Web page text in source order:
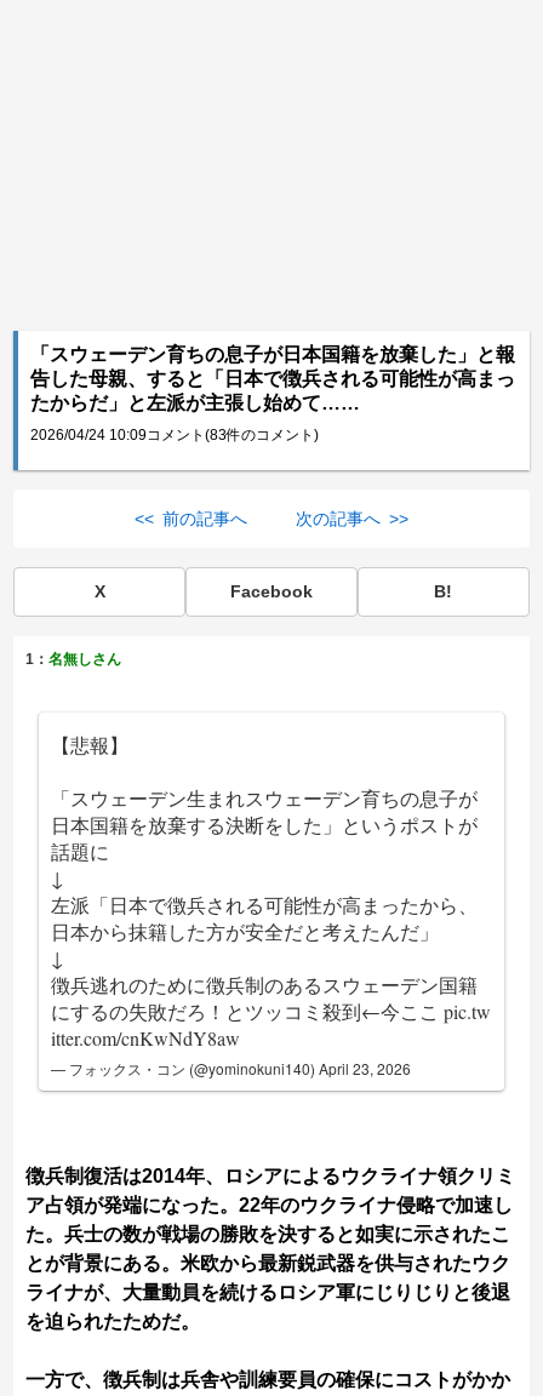
「スウェーデン育ちの息子が日本国籍を放棄した」と報
告した母親、すると「日本で徴兵される可能性が高まっ
たからだ」と左派が主張し始めて……
2026/04/24 10:09コメント(83件のコメント)
<< 前の記事へ 次の記事へ >>
X Facebook B!
1：名無しさん
【悲報】
「スウェーデン生まれスウェーデン育ちの息子が
日本国籍を放棄する決断をした」というポストが
話題に
↓
左派「日本で徴兵される可能性が高まったから、
日本から抹籍した方が安全だと考えたんだ」
↓
徴兵逃れのために徴兵制のあるスウェーデン国籍
にするの失敗だろ！とツッコミ殺到←今ここpic.tw
itter.com/cnKwNdY8aw
— フォックス・コン (@yominokuni140)April 23, 2026
徴兵制復活は2014年、ロシアによるウクライナ領クリミ
ア占領が発端になった。22年のウクライナ侵略で加速し
た。兵士の数が戦場の勝敗を決すると如実に示されたこ
とが背景にある。米欧から最新鋭武器を供与されたウク
ライナが、大量動員を続けるロシア軍にじりじりと後退
を迫られたためだ。
一方で、徴兵制は兵舎や訓練要員の確保にコストがかか